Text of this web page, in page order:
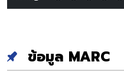
ข้อมูล MARC